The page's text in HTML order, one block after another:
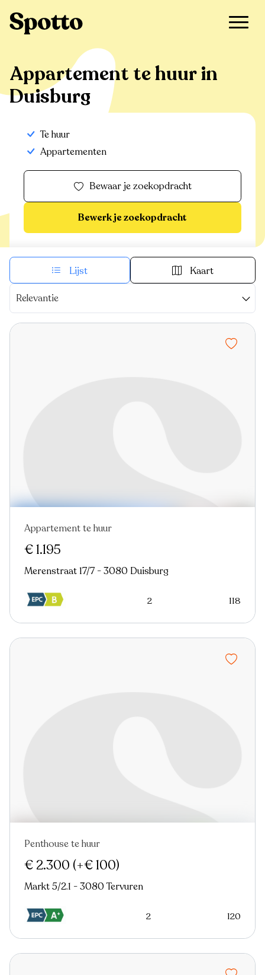
Duisburg
Appartement te huur in
Duisburg
Te huur
Appartementen
Bewaar je zoekopdracht
Bewerk je zoekopdracht
Lijst Kaart
Relevantie
Appartement te huur
€ 1.195
Merenstraat 17/7 - 3080 Duisburg
2 118
Verhuurd Nieuw
Penthouse te huur
€ 2.300 (+€ 100)
Markt 5/2.1 - 3080 Tervuren
2 120